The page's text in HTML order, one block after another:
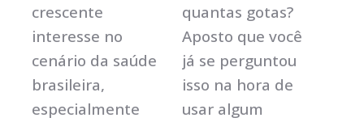
crescente
interesse no
cenário da saúde
brasileira,
especialmente
quantas gotas?
Aposto que você
já se perguntou
isso na hora de
usar algum